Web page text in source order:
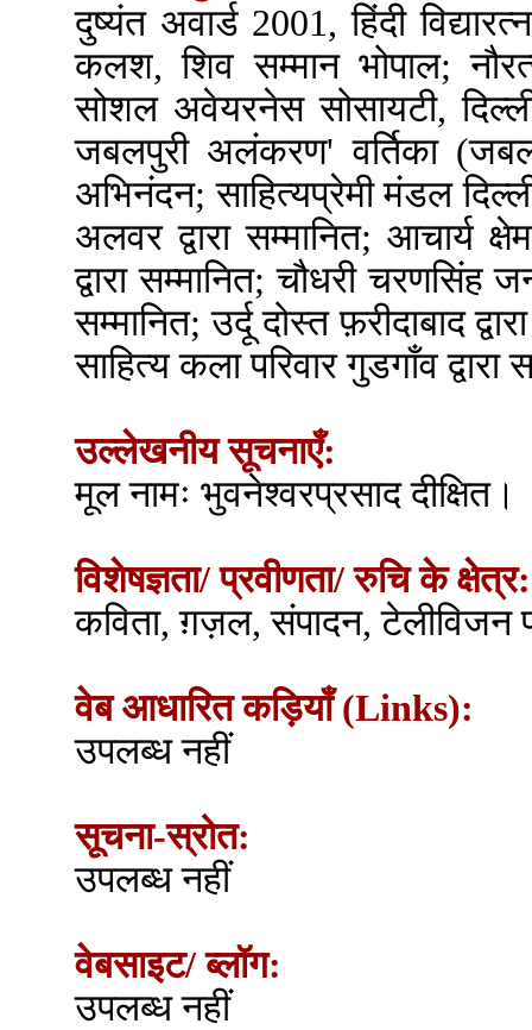
दुष्यंत अवार्ड 2001, हिंदी
कलश, शिव सम्मान भोपाल;
सोशल अवेयरनेस सोसायटी,
जबलपुरी अलंकरण' वर्तिका
अभिनंदन; साहित्यप्रेमी मंडल
अलवर द्वारा सम्मानित; आचार्य
द्वारा सम्मानित; चौधरी चरणसिंह
सम्मानित; उर्दू दोस्त फ़रीदाबाद
साहित्य कला परिवार गुडगाँव द्वारा
उल्लेखनीय सूचनाएँ:
मूल नामः भुवनेश्वरप्रसाद दीक्षित।
विशेषज्ञता/ प्रवीणता/ रुचि के क्षेत्र:
कविता, ग़ज़ल, संपादन, टेलीविजन
वेब आधारित कड़ियाँ (Links):
उपलब्ध नहीं
सूचना-स्रोत:
उपलब्ध नहीं
वेबसाइट/ ब्लॉग:
उपलब्ध नहीं